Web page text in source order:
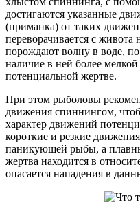
достигаются указанные
(приманка) от таких
переворачивается с
порождают волну в воде,
наличие в ней более
потенциальной жертве.
При этом рыболовы
движения спиннингом,
характер движений
короткие и резкие
паникующей рыбы, а
жертва находится в
опасается нападения в